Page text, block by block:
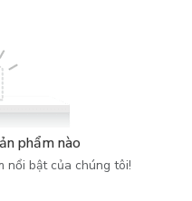
phẩm nào
nổi bật của chúng tôi!